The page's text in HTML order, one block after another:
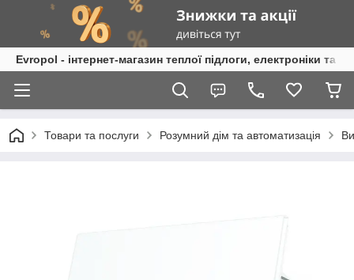
Evropol - інтернет-магазин теплої підлоги, електроніки та
Товари та послуги Розумний дім та автоматизація